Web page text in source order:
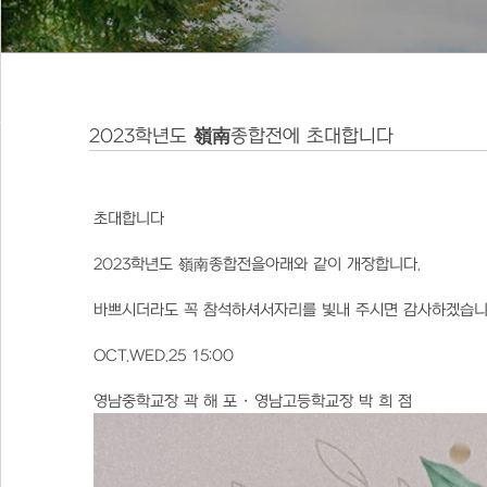
2023학년도 嶺南종합전에 초대합니다
초대합니다
2023학년도 嶺南종합전을아래와 같이 개장합니다.
바쁘시더라도 꼭 참석하셔서자리를 빛내 주시면 감사하겠습
OCT.WED.25 15:00
영남중학교장 곽 해 포 · 영남고등학교장 박 희 점